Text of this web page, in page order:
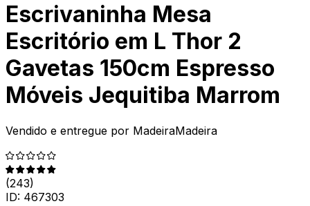
Escrivaninha Mesa
Escritório em L Thor 2
Gavetas 150cm Espresso
Móveis Jequitiba Marrom
Vendido e entregue por MadeiraMadeira
(243)
ID: 467303